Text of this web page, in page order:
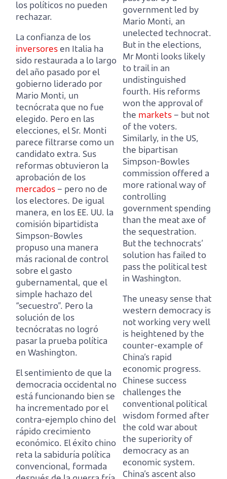
los políticos no pueden
rechazar.
La confianza de los
inversoresen Italia ha
sido restaurada a lo largo
del año pasado por el
gobierno liderado por
Mario Monti, un
tecnócrata que no fue
elegido. Pero en las
elecciones, el Sr. Monti
parece filtrarse como un
candidato extra. Sus
reformas obtuvieron la
aprobación de los
mercados – pero no de
los electores. De igual
manera, en los EE. UU. la
comisión bipartidista
Simpson-Bowles
propuso una manera
más racional de control
sobre el gasto
gubernamental, que el
simple hachazo del
“secuestro”. Pero la
solución de los
tecnócratas no logró
pasar la prueba política
en Washington.
El sentimiento de que la
democracia occidental no
está funcionando bien se
ha incrementado por el
contra-ejemplo chino del
rápido crecimiento
económico. El éxito chino
reta la sabiduría política
convencional, formada
government led by
Mario Monti, an
unelected technocrat.
But in the elections,
Mr Monti looks likely
to trail in an
undistinguished
fourth. His reforms
won the approval of
the markets – but not
of the voters.
Similarly, in the US,
the bipartisan
Simpson-Bowles
commission offered a
more rational way of
controlling
government spending
than the meat axe of
the sequestration.
But the technocrats’
solution has failed to
pass the political test
in Washington.
The uneasy sense that
western democracy is
not working very well
is heightened by the
counter-example of
China’s rapid
economic progress.
Chinese success
challenges the
conventional political
wisdom formed after
the cold war about
the superiority of
democracy as an
economic system.
China’s ascent also